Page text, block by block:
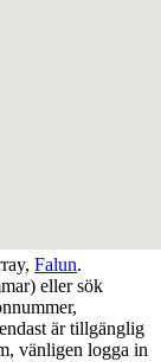
, Falun.
eller sök
är tillgänglig
vänligen logga in